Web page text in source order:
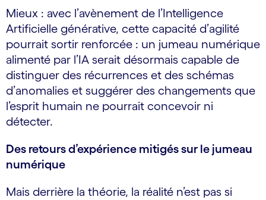
Mieux : avec l’avènement de l’Intelligence
Artificielle générative, cette capacité d’agilité
pourrait sortir renforcée : un jumeau numérique
alimenté par l’IA serait désormais capable de
distinguer des récurrences et des schémas
d’anomalies et suggérer des changements que
l’esprit humain ne pourrait concevoir ni
détecter.
Des retours d’expérience mitigés sur le jumeau
numérique
Mais derrière la théorie, la réalité n’est pas si